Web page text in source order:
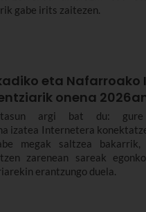
gabe irits zaitezen.
eta Nafarroako
onena
argi bat du: gure
izatea Internetera
megak saltzea
zarenean sareak
erantzungo duela.